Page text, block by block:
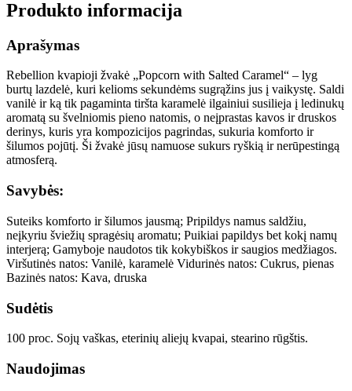
Produkto informacija
Aprašymas
Rebellion kvapioji žvakė „Popcorn with Salted Caramel“ – lyg
burtų lazdelė, kuri kelioms sekundėms sugrąžins jus į vaikystę. Saldi
vanilė ir ką tik pagaminta tiršta karamelė ilgainiui susilieja į ledinukų
aromatą su švelniomis pieno natomis, o neįprastas kavos ir druskos
derinys, kuris yra kompozicijos pagrindas, sukuria komforto ir
šilumos pojūtį. Ši žvakė jūsų namuose sukurs ryškią ir nerūpestingą
atmosferą.
Savybės:
Suteiks komforto ir šilumos jausmą; Pripildys namus saldžiu,
neįkyriu šviežių spragėsių aromatu; Puikiai papildys bet kokį namų
interjerą; Gamyboje naudotos tik kokybiškos ir saugios medžiagos.
Viršutinės natos: Vanilė, karamelė Vidurinės natos: Cukrus, pienas
Bazinės natos: Kava, druska
Sudėtis
100 proc. Sojų vaškas, eterinių aliejų kvapai, stearino rūgštis.
Naudojimas